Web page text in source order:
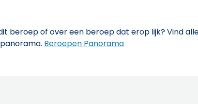
beroep of over een beroep dat erop lijk? Vind
Beroepen Panorama